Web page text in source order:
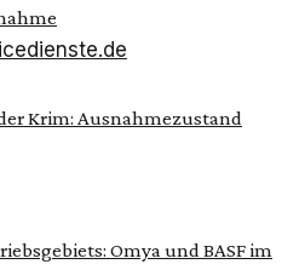
Krim: Ausnahmezustand
Omya und BASF im